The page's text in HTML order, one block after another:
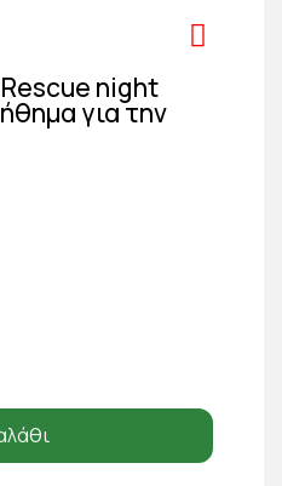
Rescue night
για την